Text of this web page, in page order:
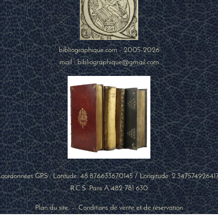
bibliographique.com - 2005-2026
mail : bibliographique@gmail.com
GPS : Latitude:48.876633670145/ Longitude:
R.C.S. Paris A 482 781 630
Plan du site-Conditions de vente et de réservation